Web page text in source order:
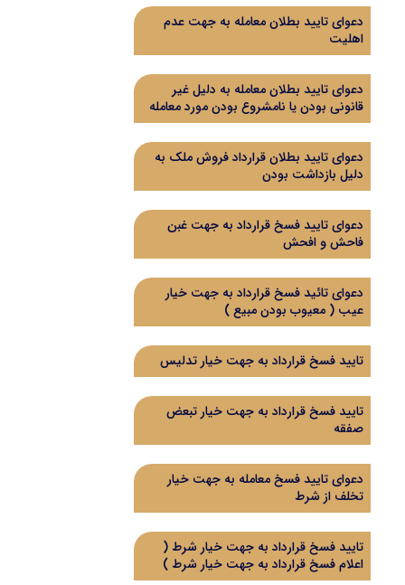
دعوای تایید بطلان معامله به جهت عدم
اهلیت
دعوای تایید بطلان معامله به دلیل غیر
قانونی بودن یا نامشروع بودن مورد معامله
دعوای تایید بطلان قرارداد فروش ملک به
دلیل بازداشت بودن
دعوای تایید فسخ قرارداد به جهت غبن
فاحش و افحش
دعوای تائید فسخ قرارداد به جهت خیار
عیب ( معیوب بودن مبیع )
تایید فسخ قرارداد به جهت خیار تدلیس
تایید فسخ قرارداد به جهت خیار تبعض
صفقه
دعوای تایید فسخ معامله به جهت خیار
تخلف از شرط
تایید فسخ قرارداد به جهت خیار شرط (
اعلام فسخ قرارداد به جهت خیار شرط )